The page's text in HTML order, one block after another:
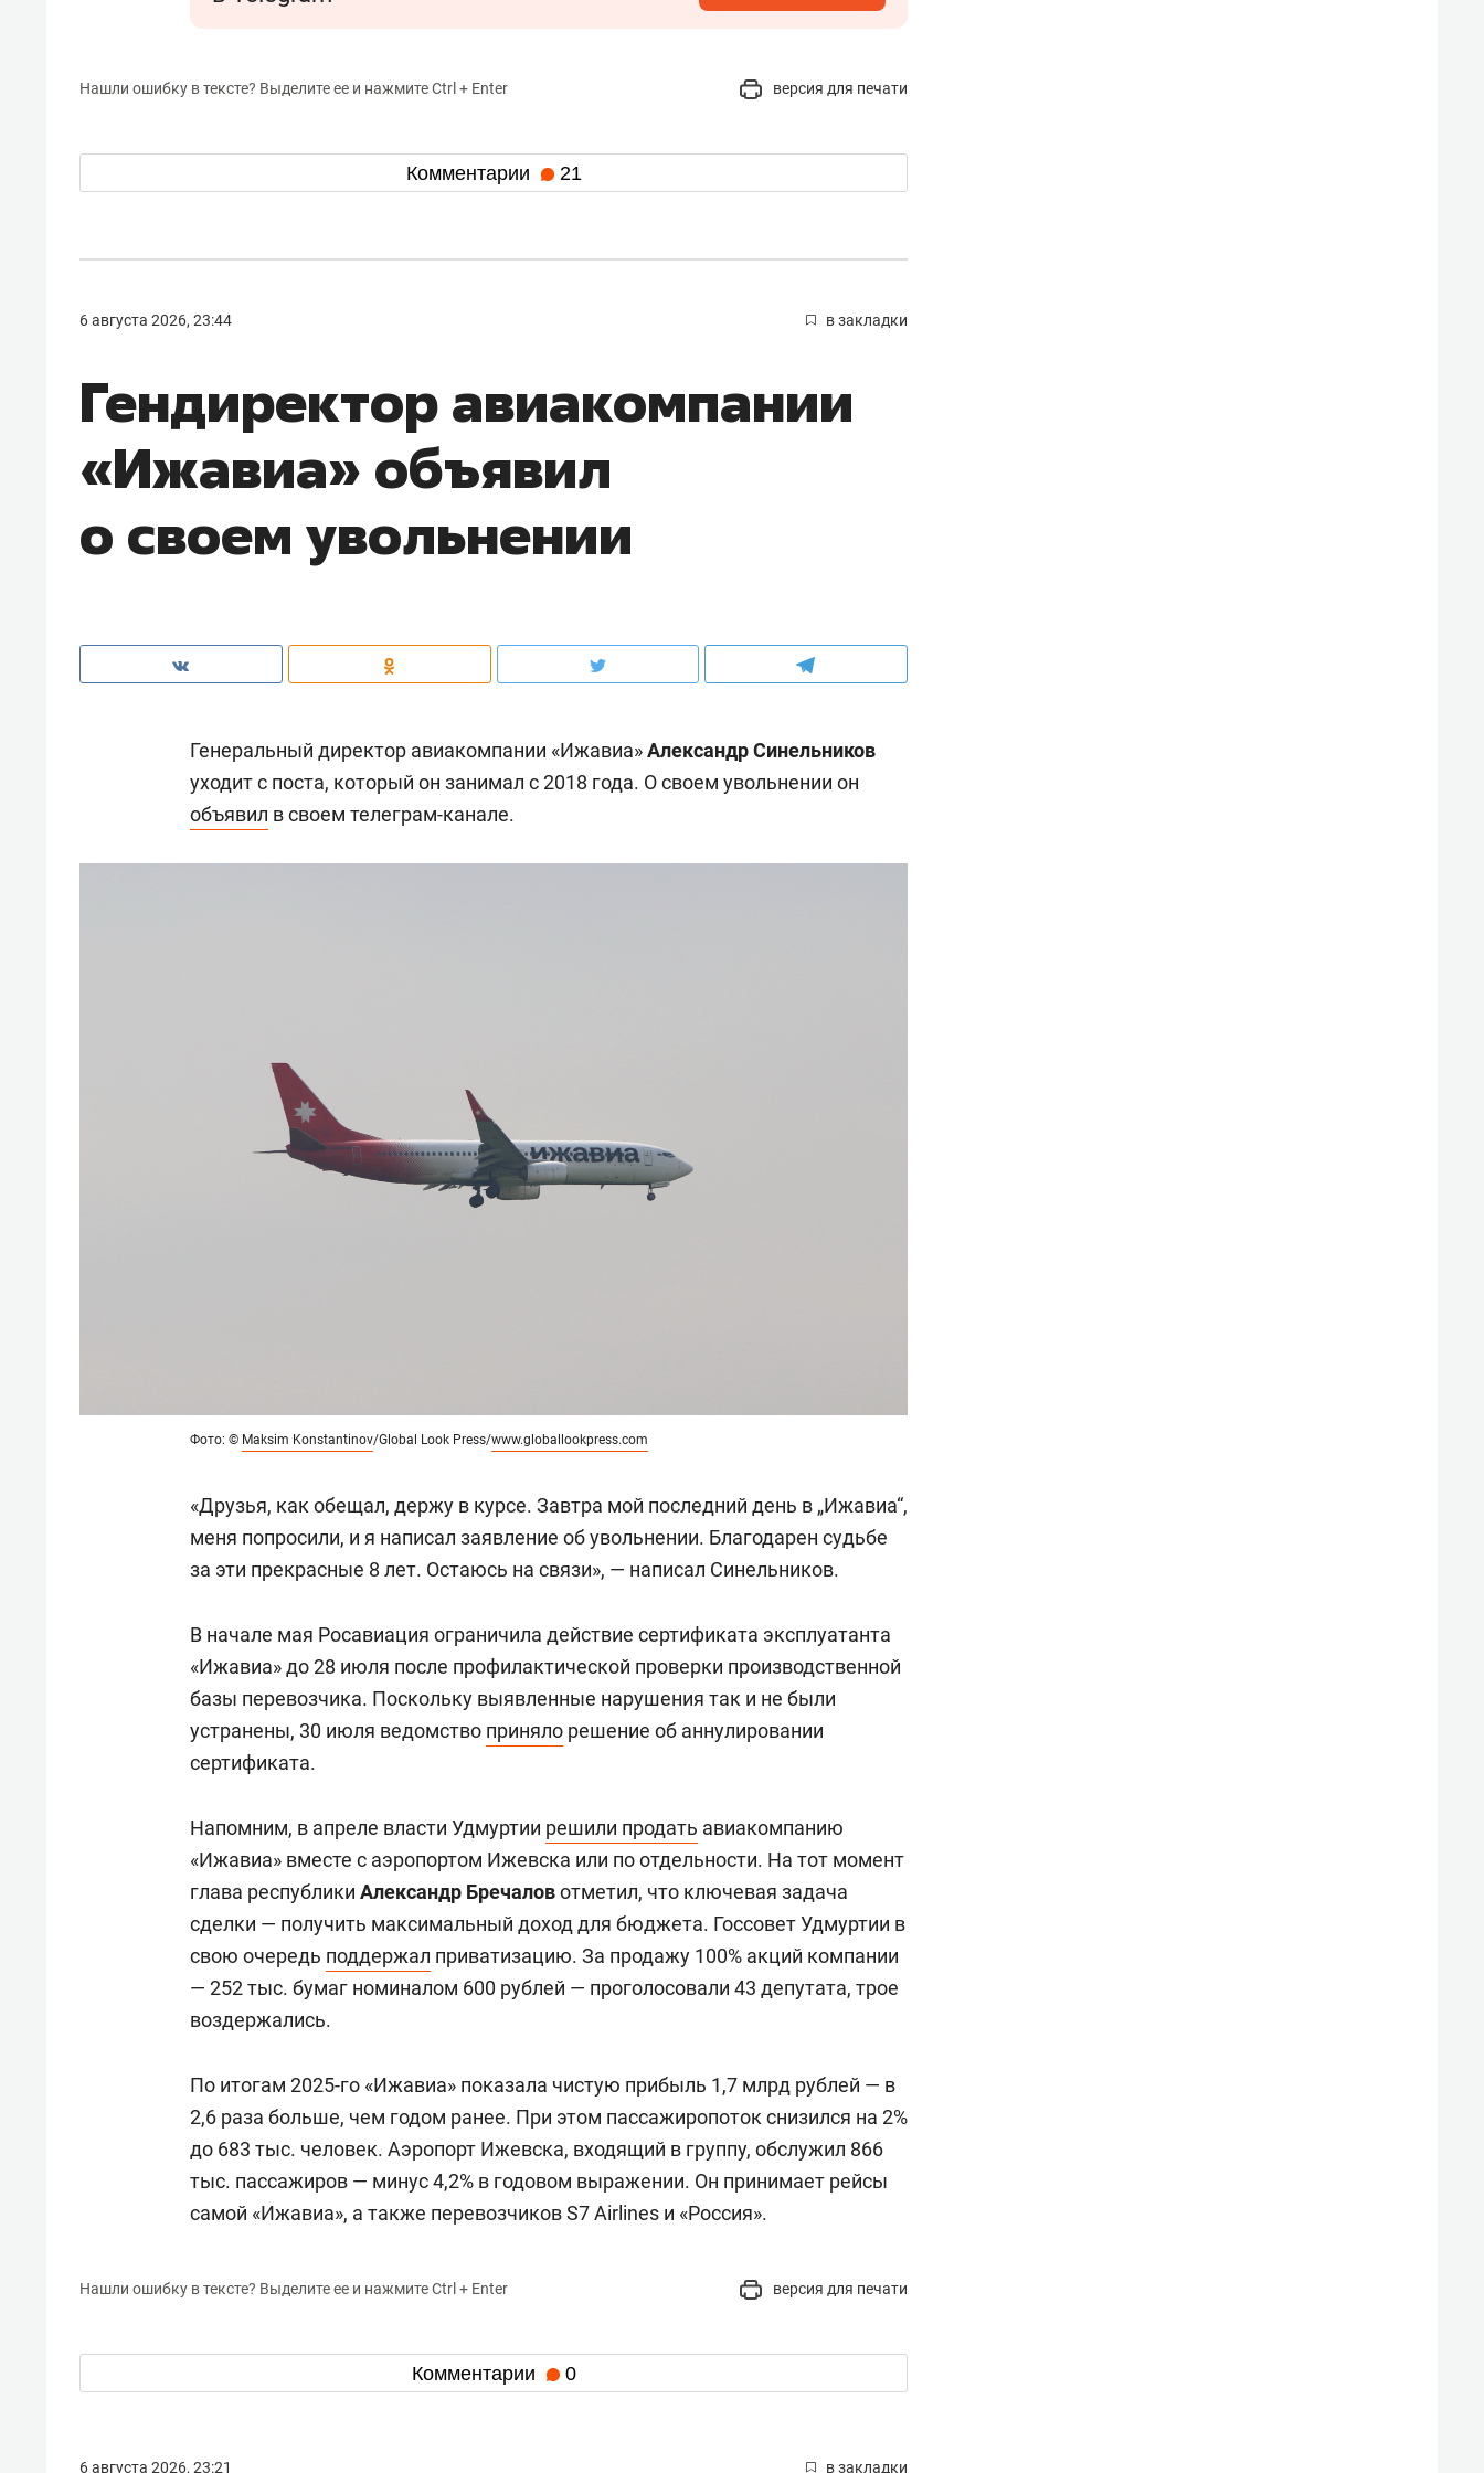
Нашли ошибку в тексте? Выделите ее и нажмите Ctrl + Enter версия для печати
Комментарии 21
6 августа 2026, 23:44 в закладки
Гендиректор авиакомпании
«Ижавиа» объявил
о своем увольнении
Генеральный директор авиакомпании «Ижавиа»Александр Синельников
уходит с поста, который он занимал с 2018 года. О своем увольнении он
объявил в своем телеграм-канале.
Фото: © Maksim Konstantinov/Global Look Press/www.globallookpress.com
«Друзья, как обещал, держу в курсе. Завтра мой последний день в „Ижавиа“,
меня попросили, и я написал заявление об увольнении. Благодарен судьбе
за эти прекрасные 8 лет. Остаюсь на связи», — написал Синельников.
В начале мая Росавиация ограничила действие сертификата эксплуатанта
«Ижавиа» до 28 июля после профилактической проверки производственной
базы перевозчика. Поскольку выявленные нарушения так и не были
устранены, 30 июля ведомство приняло решение об аннулировании
сертификата.
Напомним, в апреле власти Удмуртии решили продать авиакомпанию
«Ижавиа» вместе с аэропортом Ижевска или по отдельности. На тот момент
глава республики Александр Бречаловотметил, что ключевая задача
сделки — получить максимальный доход для бюджета. Госсовет Удмуртии в
свою очередь поддержал приватизацию. За продажу 100% акций компании
— 252 тыс. бумаг номиналом 600 рублей — проголосовали 43 депутата, трое
воздержались.
По итогам 2025-го «Ижавиа» показала чистую прибыль 1,7 млрд рублей — в
2,6 раза больше, чем годом ранее. При этом пассажиропоток снизился на 2%
до 683 тыс. человек. Аэропорт Ижевска, входящий в группу, обслужил 866
тыс. пассажиров — минус 4,2% в годовом выражении. Он принимает рейсы
самой «Ижавиа», а также перевозчиков S7 Airlines и «Россия».
Нашли ошибку в тексте? Выделите ее и нажмите Ctrl + Enter версия для печати
Комментарии 0
6 августа 2026, 23:21 в закладки